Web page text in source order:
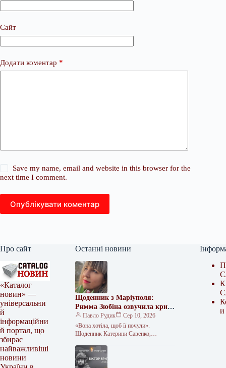
Сайт
Додати коментар *
Save my name, email and website in this browser for the
next time I comment.
Опублікувати коментар
Про сайт
«Каталог
новин» —
універсальни
й
інформаційни
й портал, що
збирає
найважливіші
новини
Останні новини
Щоденник з Маріуполя:
Римма Зюбіна озвучила крик
душі Катерини Савенко
Павло Рудик
Сер 10, 2026
«Вона хотіла, щоб її почули».
Щоденник Катерини Савенко,
прозвучав голосом актриси Римми
Зюбіної 5 серпня…
и